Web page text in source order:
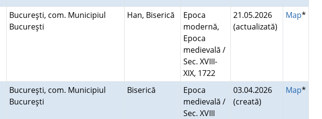
Bucureşti, com. Municipiul
Bucureşti
Han, Biserică
Epoca
modernă,
Epoca
medievală /
Sec. XVIII-
XIX, 1722
21.05.2026
(actualizată)
Map*
Bucureşti, com. Municipiul
Bucureşti
Biserică
Epoca
medievală /
Sec. XVIII
03.04.2026
(creată)
Map*